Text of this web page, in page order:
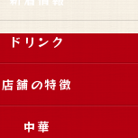
ドリンク
店舗の特徴
中華